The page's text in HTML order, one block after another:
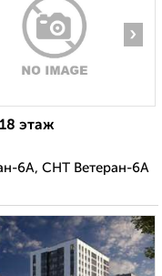
›
этаж
6А, СНТ Ветеран-6А